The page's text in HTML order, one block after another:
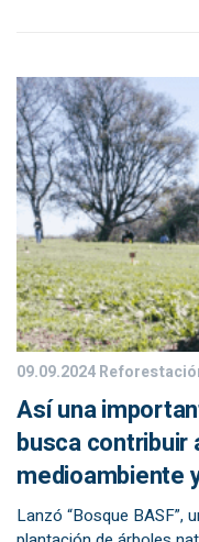
09.09.2024
Así una
busca contribuir
medioambiente
Lanzó “Bosque BASF”,